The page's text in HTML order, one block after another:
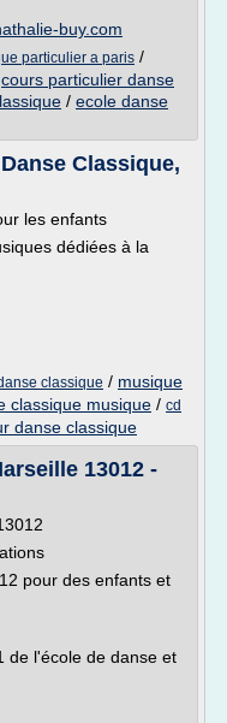
buy.com
particulier a paris /
cours particulier danse
/ ecole danse
Classique,
les enfants
dédiées à la
classique / musique
classique musique / cd
danse classique
13012 -
pour des enfants et
de l'école de danse et